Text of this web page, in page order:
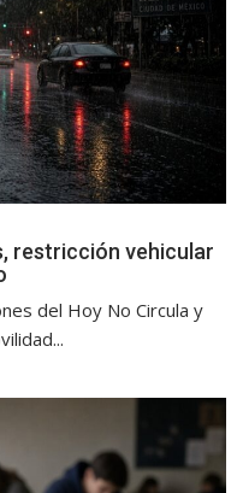
restricción vehicular
del Hoy No Circula y